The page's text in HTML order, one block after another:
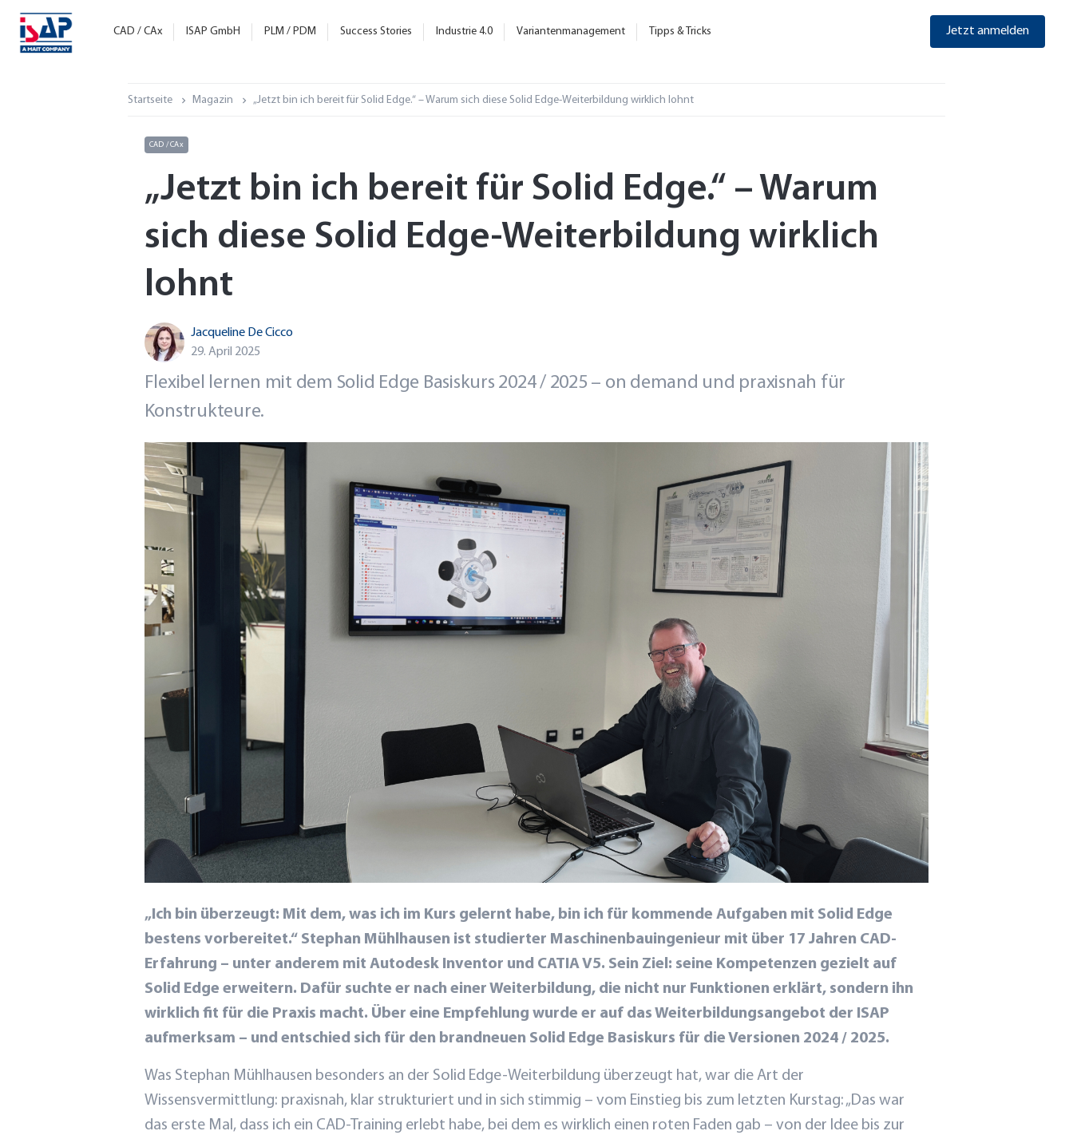
CAD / CAx ISAP GmbH PLM / PDM Success Stories Industrie 4.0 Variantenmanagement Tipps & Tricks Jetzt anmelden
Startseite Magazin „Jetzt bin ich bereit für Solid Edge.“ – Warum sich diese Solid Edge-Weiterbildung wirklich lohnt
CAD / CAx
„Jetzt bin ich bereit für Solid Edge.“ – Warum
sich diese Solid Edge-Weiterbildung wirklich
lohnt
Jacqueline De Cicco
29. April 2025
Flexibel lernen mit dem Solid Edge Basiskurs 2024 / 2025 – on demand und praxisnah für
Konstrukteure.
„Ich bin überzeugt: Mit dem, was ich im Kurs gelernt habe, bin ich für kommende Aufgaben mit Solid Edge
bestens vorbereitet.“ Stephan Mühlhausen ist studierter Maschinenbauingenieur mit über 17 Jahren CAD-
Erfahrung – unter anderem mit Autodesk Inventor und CATIA V5. Sein Ziel: seine Kompetenzen gezielt auf
Solid Edge erweitern. Dafür suchte er nach einer Weiterbildung, die nicht nur Funktionen erklärt, sondern ihn
wirklich fit für die Praxis macht. Über eine Empfehlung wurde er auf das Weiterbildungsangebot der ISAP
aufmerksam – und entschied sich für den brandneuen Solid Edge Basiskurs für die Versionen 2024 / 2025.
Was Stephan Mühlhausen besonders an der Solid Edge-Weiterbildung überzeugt hat, war die Art der
Wissensvermittlung: praxisnah, klar strukturiert und in sich stimmig – vom Einstieg bis zum letzten Kurstag: „Das war
das erste Mal, dass ich ein CAD-Training erlebt habe, bei dem es wirklich einen roten Faden gab – von der Idee bis zur